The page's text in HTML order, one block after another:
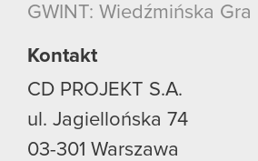
używanie plików cookie.
GWINT: Wiedźmińska Gra
Kontakt
CD PROJEKT S.A.
ul. Jagiellońska 74
03-301 Warszawa